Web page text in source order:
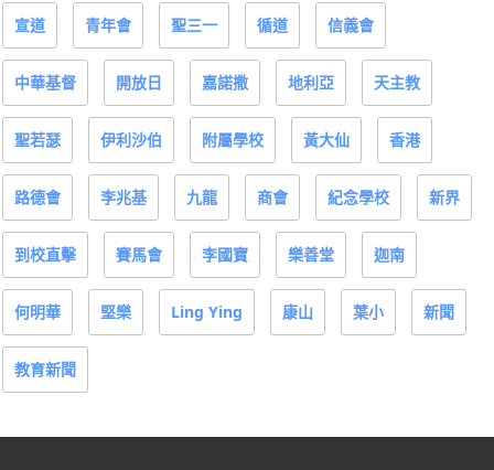
宣道 青年會 聖三一 循道 信義會
中華基督 開放日 嘉諾撒 地利亞 天主教
聖若瑟 伊利沙伯 附屬學校 黃大仙 香港
路德會 李兆基 九龍 商會 紀念學校 新界
到校直擊 賽馬會 李國寶 樂善堂 迦南
何明華 堅樂 Ling Ying 康山 葉小 新聞
教育新聞